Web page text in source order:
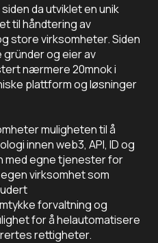
da utviklet en unik
til håndtering av
store virksomheter. Siden
gründer og eier av
nærmere 20mnok i
plattform og løsninger
muligheten til å
innen web3, API, ID og
med egne tjenester for
virksomhet som
forvaltning og
for å helautomatisere
rettigheter.